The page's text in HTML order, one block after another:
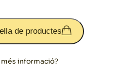
de productes
informació?